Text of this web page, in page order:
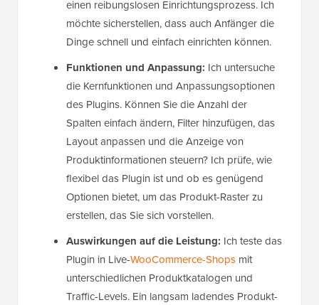
einen reibungslosen Einrichtungsprozess. Ich
möchte sicherstellen, dass auch Anfänger die
Dinge schnell und einfach einrichten können.
Funktionen und Anpassung: Ich untersuche
die Kernfunktionen und Anpassungsoptionen
des Plugins. Können Sie die Anzahl der
Spalten einfach ändern, Filter hinzufügen, das
Layout anpassen und die Anzeige von
Produktinformationen steuern? Ich prüfe, wie
flexibel das Plugin ist und ob es genügend
Optionen bietet, um das Produkt-Raster zu
erstellen, das Sie sich vorstellen.
Auswirkungen auf die Leistung: Ich teste das
Plugin in Live-WooCommerce-Shops mit
unterschiedlichen Produktkatalogen und
Traffic-Levels. Ein langsam ladendes Produkt-